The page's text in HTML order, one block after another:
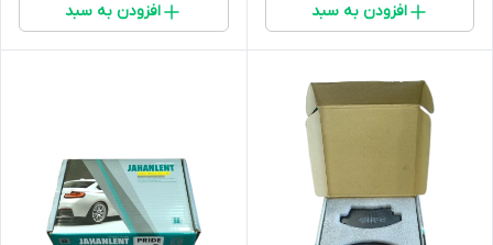
افزودن به سبد افزودن به سبد